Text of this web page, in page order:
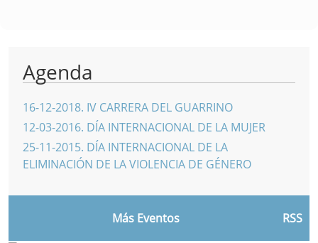
Agenda
16-12-2018. IV CARRERA DEL GUARRINO
12-03-2016. DÍA INTERNACIONAL DE LA MUJER
25-11-2015. DÍA INTERNACIONAL DE LA
ELIMINACIÓN DE LA VIOLENCIA DE GÉNERO
Más Eventos RSS